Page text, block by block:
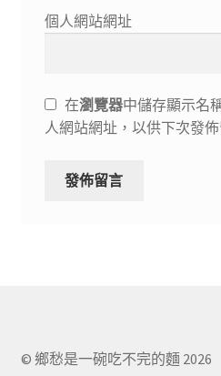
個人網站網址
在瀏覽器中儲存顯示名
人網站網址，以供下次發
© 鄉愁是一碗吃不完的麵 2026